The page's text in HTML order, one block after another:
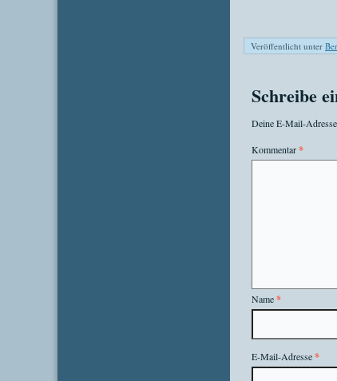
Veröffentlicht unter
Schreibe
Deine E-Mail-
Kommentar*
Name*
E-Mail-Adresse*